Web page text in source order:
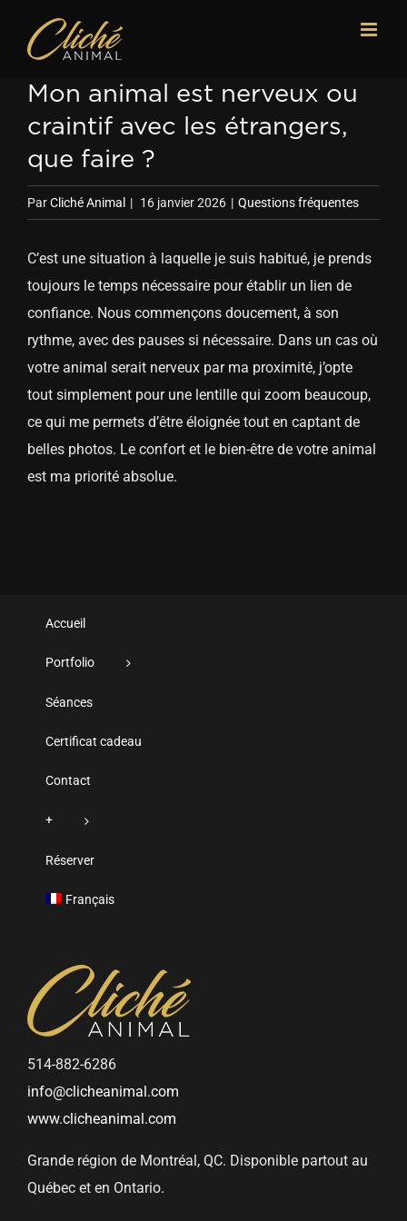
Mon animal est nerveux ou
craintif avec les étrangers,
que faire ?
ParCliché Animal | 16 janvier 2026 | Questions fréquentes
C’est une situation à laquelle je suis habitué, je prends
toujours le temps nécessaire pour établir un lien de
confiance. Nous commençons doucement, à son
rythme, avec des pauses si nécessaire. Dans un cas où
votre animal serait nerveux par ma proximité, j’opte
tout simplement pour une lentille qui zoom beaucoup,
ce qui me permets d’être éloignée tout en captant de
belles photos. Le confort et le bien-être de votre animal
est ma priorité absolue.
Accueil
Portfolio
Séances
Certificat cadeau
Contact
+
Réserver
Français
514-882-6286
info@clicheanimal.com
www.clicheanimal.com
Grande région de Montréal, QC. Disponible partout au
Québec et en Ontario.